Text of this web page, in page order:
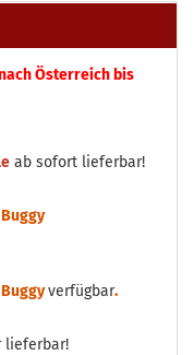
Österreich bis
ab sofort lieferbar!
Buggyverfügbar.
lieferbar!